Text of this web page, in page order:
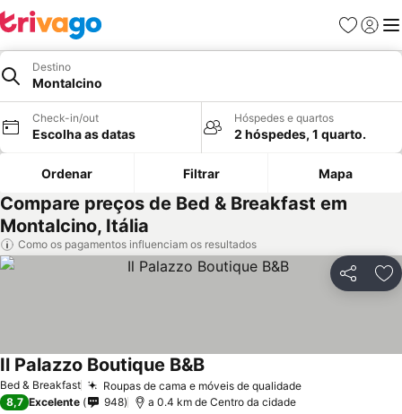
Favoritos
Iniciar
Destino
Montalcino
Check-in/out
Escolha as datas
Hóspedes e quartos
2 hóspedes, 1 quarto.
Ordenar Filtrar Mapa
Compare preços de Bed & Breakfast em
Montalcino, Itália
Como os pagamentos influenciam os resultados
Partilhar
Bed & Breakfast Roupas de cama e móveis de qualidadeVer preços
Il Palazzo Boutique B&BVer preços
8,7 Excelente 948 a 0.4 km de Centro da cidade